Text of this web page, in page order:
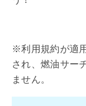
※利用規約が適
され、燃油サー
ません。